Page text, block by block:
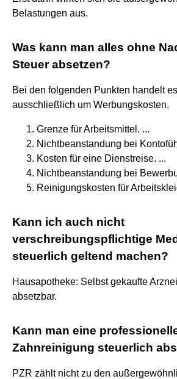
Belastungen aus.
Was kann man alles ohne
Steuer absetzen?
Bei den folgenden Punkten handelt
ausschließlich um Werbungskosten.
Grenze für Arbeitsmittel. ...
Nichtbeanstandung bei
Kosten für eine Dienstreise. ...
Nichtbeanstandung bei
Reinigungskosten für
Kann ich auch nicht
verschreibungspflichtige
steuerlich geltend machen?
Hausapotheke: Selbst gekaufte
absetzbar.
Kann man eine
Zahnreinigung steuerlich
PZR zählt nicht zu den